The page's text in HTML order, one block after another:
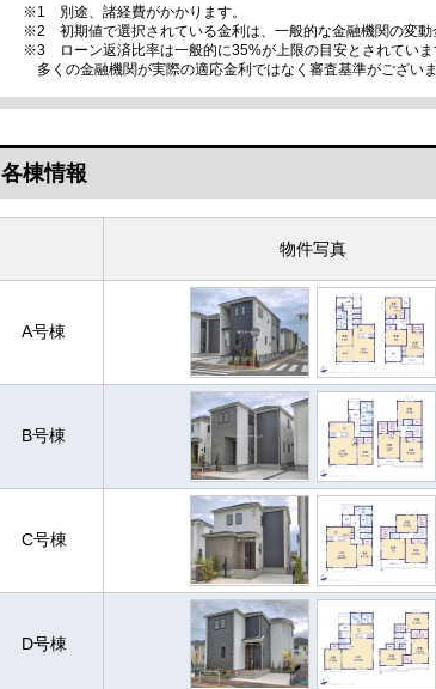
※1 別途、諸経費がかかります。
※2 初期値で選択されている金利は、一般的な金融機関の変動
※3 ローン返済比率は一般的に35%が上限の目安とされていま
多くの金融機関が実際の適応金利ではなく審査基準がございま
各棟情報
物件写真
A号棟
B号棟
C号棟
D号棟